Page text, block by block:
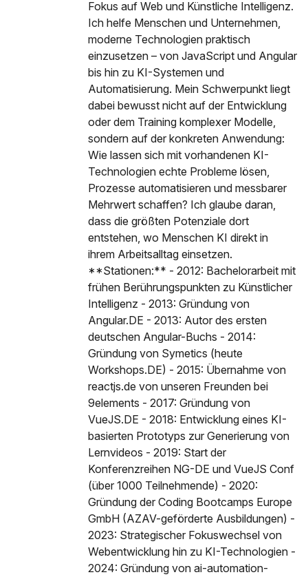
Fokus auf Web und Künstliche Intelligenz.
Ich helfe Menschen und Unternehmen,
moderne Technologien praktisch
einzusetzen – von JavaScript und Angular
bis hin zu KI-Systemen und
Automatisierung. Mein Schwerpunkt liegt
dabei bewusst nicht auf der Entwicklung
oder dem Training komplexer Modelle,
sondern auf der konkreten Anwendung:
Wie lassen sich mit vorhandenen KI-
Technologien echte Probleme lösen,
Prozesse automatisieren und messbarer
Mehrwert schaffen? Ich glaube daran,
dass die größten Potenziale dort
entstehen, wo Menschen KI direkt in
ihrem Arbeitsalltag einsetzen.
**Stationen:** - 2012: Bachelorarbeit mit
frühen Berührungspunkten zu Künstlicher
Intelligenz - 2013: Gründung von
Angular.DE - 2013: Autor des ersten
deutschen Angular-Buchs - 2014:
Gründung von Symetics (heute
Workshops.DE) - 2015: Übernahme von
reactjs.de von unseren Freunden bei
9elements - 2017: Gründung von
VueJS.DE - 2018: Entwicklung eines KI-
basierten Prototyps zur Generierung von
Lernvideos - 2019: Start der
Konferenzreihen NG-DE und VueJS Conf
(über 1000 Teilnehmende) - 2020:
Gründung der Coding Bootcamps Europe
GmbH (AZAV-geförderte Ausbildungen) -
2023: Strategischer Fokuswechsel von
Webentwicklung hin zu KI-Technologien -
2024: Gründung von ai-automation-